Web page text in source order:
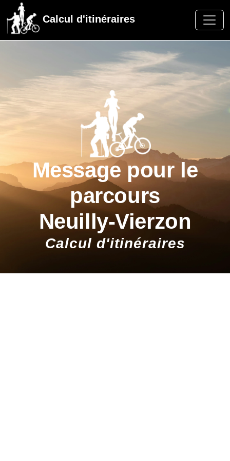
Calcul d'itinéraires
Message pour le
parcours
Neuilly-Vierzon
Calcul d'itinéraires